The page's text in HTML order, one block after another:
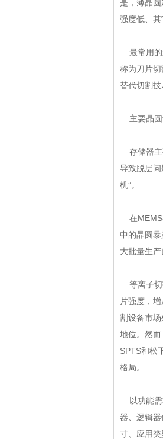
是，薄
强度低、
最常用的
称为刀片切
替代切割技
主要晶圆
存储器主
导致脱层问
机”。
在MEMS
中的晶圆暴
大批量生产
等离子切
片强度
割设备市场
地位。
SPTS和松
格局。
以功能需
器、逻辑
寸、应